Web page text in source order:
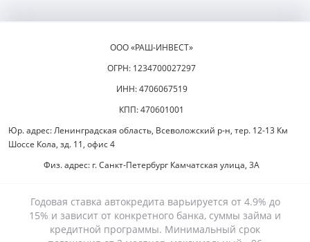
ООО «РАШ-ИНВЕСТ»
ОГРН: 1234700027297
ИНН: 4706067519
КПП: 470601001
Юр. адрес: Ленинградская область, Всеволожский р-н, тер. 12-13 Км
Шоссе Кола, зд. 11, офис 4
Физ. адрес: г. Санкт-Петербург Камчатская улица, 3А
Годовая ставка автокредита варьируется от 4.9% до
15% и зависит от конкретного банка, суммы займа и
кредитной программы. Минимальный срок